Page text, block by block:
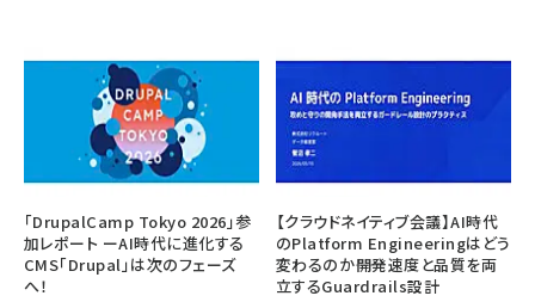
「DrupalCamp Tokyo 2026」参
加レポート ーAI時代に進化する
CMS「Drupal」は次のフェーズ
へ！
【クラウドネイティブ会議】AI時代
のPlatform Engineeringはどう
変わるのか――開発速度と品質を両
立するGuardrails設計